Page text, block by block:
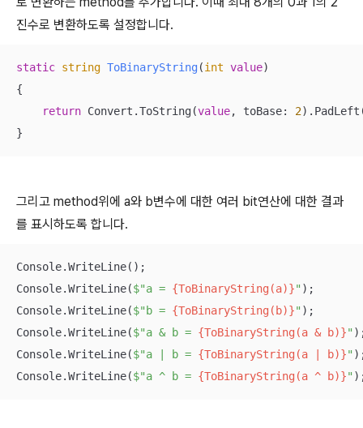
진수로 변환하도록 설정합니다.
static string ToBinaryString(int value)
{
return Convert.ToString(value, toBase: 2
}
그리고 method위에 a와 b변수에 대한 여러 bit연산에 대한 결과
를 표시하도록 합니다.
Console.WriteLine();
Console.WriteLine($"a = {ToBinaryString(a)}" );
Console.WriteLine($"b = {ToBinaryString(b)}" );
Console.WriteLine($"a & b = {ToBinaryString(a & b)}"
Console.WriteLine($"a | b = {ToBinaryString(a | b)}"
Console.WriteLine($"a ^ b = {ToBinaryString(a ^ b)}"